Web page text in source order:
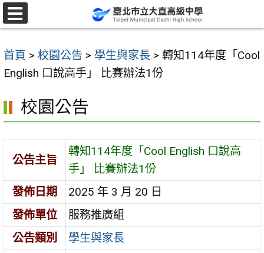
跳
至
要
內
區
首頁 > 校園公告 > 學生與家長 > 轉知114年度「Cool
English 口說高手」 比賽辦法1份
校園公告
公告主旨
轉知114年度「Cool English 口說高
手」 比賽辦法1份
發佈日期
2025 年 3 月 20 日
發佈單位
服務推廣組
公告類別
學生與家長
選
單